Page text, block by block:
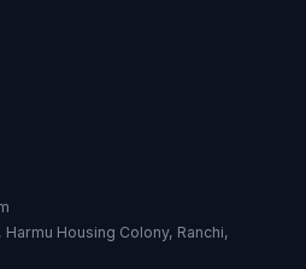
Housing Colony, Ranchi,